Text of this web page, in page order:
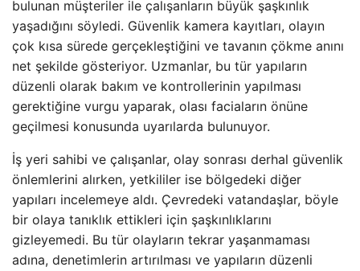
bulunan müşteriler ile çalışanların büyük şaşkınlık
yaşadığını söyledi. Güvenlik kamera kayıtları, olayın
çok kısa sürede gerçekleştiğini ve tavanın çökme anını
net şekilde gösteriyor. Uzmanlar, bu tür yapıların
düzenli olarak bakım ve kontrollerinin yapılması
gerektiğine vurgu yaparak, olası faciaların önüne
geçilmesi konusunda uyarılarda bulunuyor.
İş yeri sahibi ve çalışanlar, olay sonrası derhal güvenlik
önlemlerini alırken, yetkililer ise bölgedeki diğer
yapıları incelemeye aldı. Çevredeki vatandaşlar, böyle
bir olaya tanıklık ettikleri için şaşkınlıklarını
gizleyemedi. Bu tür olayların tekrar yaşanmaması
adına, denetimlerin artırılması ve yapıların düzenli